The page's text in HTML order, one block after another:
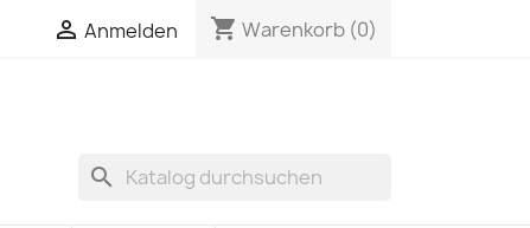
 Anmelden shopping_cart Warenkorb (0)
search